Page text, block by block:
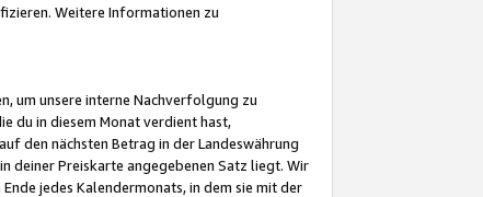
Weitere Informationen zu
um unsere interne Nachverfolgung zu
du in diesem Monat verdient hast,
den nächsten Betrag in der Landeswährung
deiner Preiskarte angegebenen Satz liegt. Wir
jedes Kalendermonats, in dem sie mit der